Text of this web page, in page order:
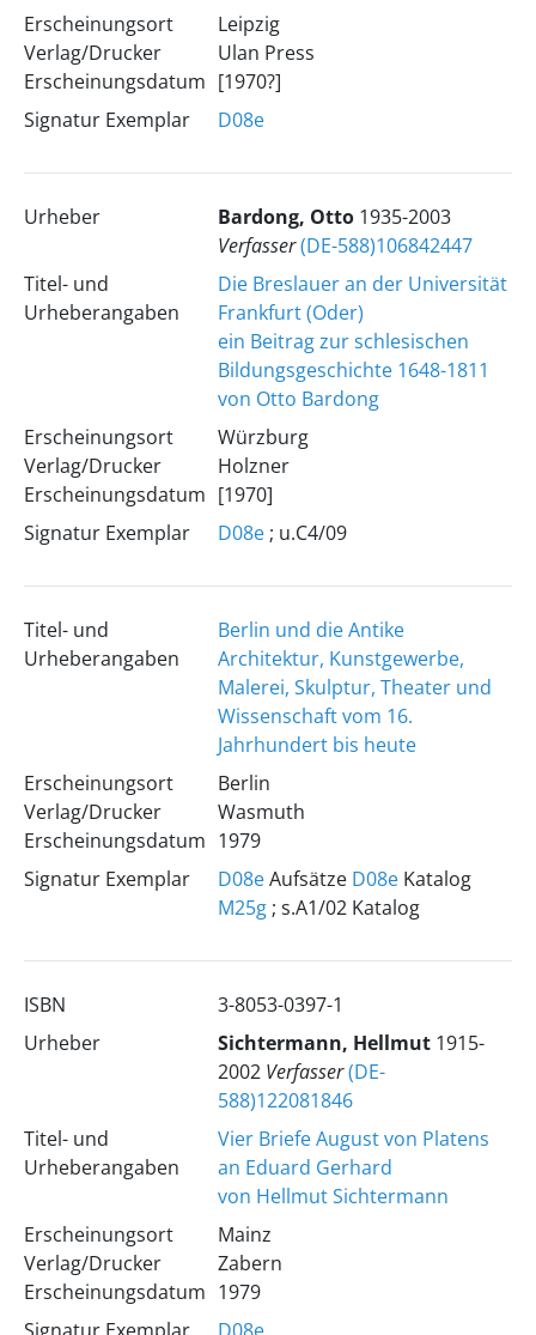
Erscheinungsort
Verlag/Drucker
Erscheinungsdatum
Leipzig
Ulan Press
[1970?]
Signatur Exemplar
D08e
Urheber Bardong, Otto 1935-2003
Verfasser(DE-588)106842447
Titel- und
Urheberangaben
Die Breslauer an der Universität
Frankfurt (Oder)
ein Beitrag zur schlesischen
Bildungsgeschichte 1648-1811
von Otto Bardong
Erscheinungsort
Verlag/Drucker
Erscheinungsdatum
Würzburg
Holzner
[1970]
Signatur Exemplar
D08e; u.C4/09
Titel- und
Urheberangaben
Berlin und die Antike
Architektur, Kunstgewerbe,
Malerei, Skulptur, Theater und
Wissenschaft vom 16.
Jahrhundert bis heute
Erscheinungsort
Verlag/Drucker
Erscheinungsdatum
Berlin
Wasmuth
1979
Signatur Exemplar
D08eAufsätze D08eKatalog
M25g; s.A1/02 Katalog
ISBN
3-8053-0397-1
Urheber
Sichtermann, Hellmut 1915-
2002 Verfasser(DE-
588)122081846
Titel- und
Urheberangaben
Vier Briefe August von Platens
an Eduard Gerhard
von Hellmut Sichtermann
Erscheinungsort
Verlag/Drucker
Erscheinungsdatum
Mainz
Zabern
1979